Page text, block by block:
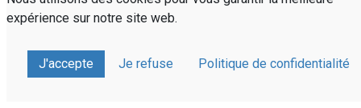
Référence : ISME20EMB
Partager sur :
expérience sur notre site web.
J'accepte Je refuse Politique de confidentialité